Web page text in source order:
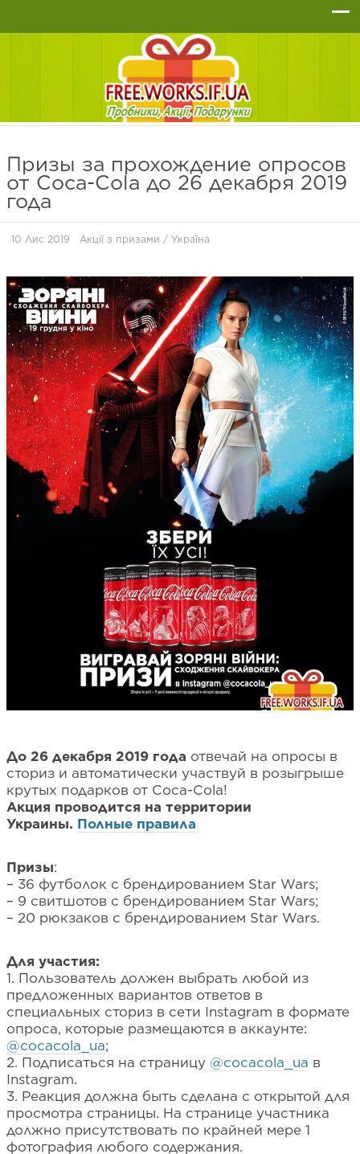
Призы за прохождение опросов
от Coca-Cola до 26 декабря 2019
года
10 Лис 2019 Акції з призами / Україна
До 26 декабря 2019 года отвечай на опросы в
сториз и автоматически участвуй в розыгрыше
крутых подарков от Coca-Cola!
Акция проводится на территории
Украины. Полные правила
Призы:
– 36 футболок с брендированием Star Wars;
– 9 свитшотов с брендированием Star Wars;
– 20 рюкзаков с брендированием Star Wars.
Для участия:
1. Пользователь должен выбрать любой из
предложенных вариантов ответов в
специальных сториз в сети Instagram в формате
опроса, которые размещаются в аккаунте:
@cocacola_ua;
2. Подписаться на страницу @cocacola_ua в
Instagram.
3. Реакция должна быть сделана с открытой для
просмотра страницы. На странице участника
должно присутствовать по крайней мере 1
фотография любого содержания.